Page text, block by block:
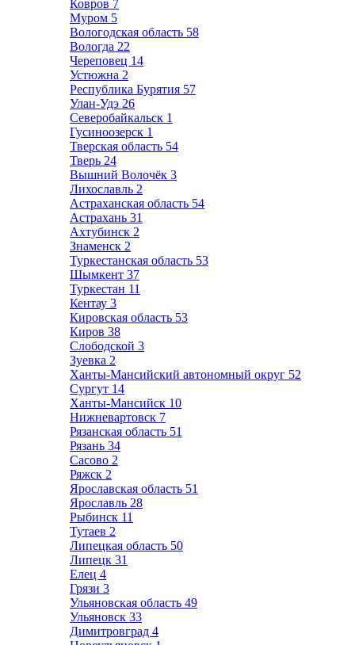
Ковров 7
Муром 5
Вологодская область 58
Вологда 22
Череповец 14
Устюжна 2
Республика Бурятия 57
Улан-Удэ 26
Северобайкальск 1
Гусиноозерск 1
Тверская область 54
Тверь 24
Вышний Волочёк 3
Лихославль 2
Астраханская область 54
Астрахань 31
Ахтубинск 2
Знаменск 2
Туркестанская область 53
Шымкент 37
Туркестан 11
Кентау 3
Кировская область 53
Киров 38
Слободской 3
Зуевка 2
Ханты-Мансийский автономный округ 52
Сургут 14
Ханты-Мансийск 10
Нижневартовск 7
Рязанская область 51
Рязань 34
Сасово 2
Ряжск 2
Ярославская область 51
Ярославль 28
Рыбинск 11
Тутаев 2
Липецкая область 50
Липецк 31
Елец 4
Грязи 3
Ульяновская область 49
Ульяновск 33
Димитровград 4